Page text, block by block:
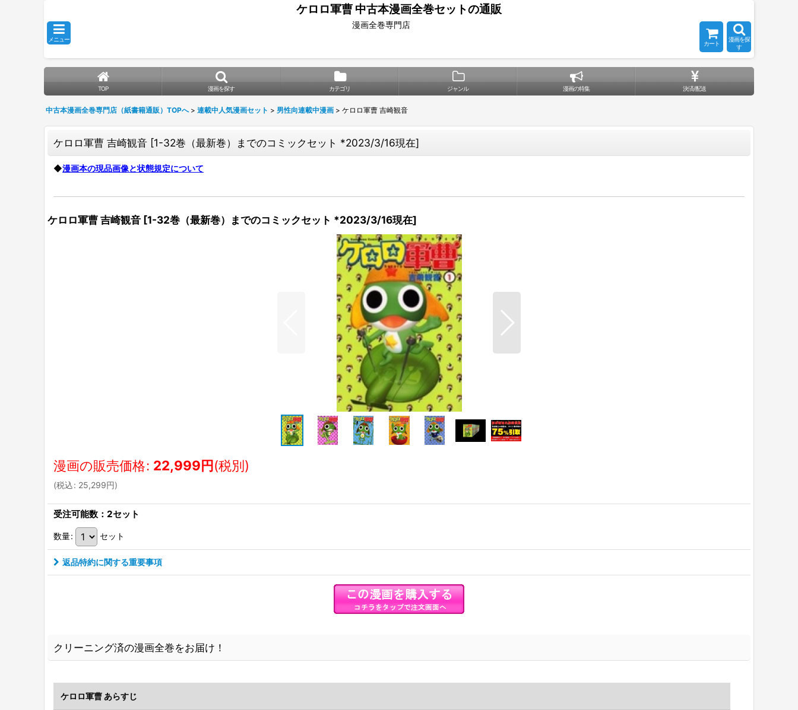
ケロロ軍曹 中古本漫画全巻セットの通販
メニュー
漫画全巻専門店
カート
漫画を探
す
TOP 漫画を探す カテゴリ ジャンル 漫画の特集 決済/配送
中古本漫画全巻専門店（紙書籍通販）TOPへ > 連載中人気漫画セット > 男性向連載中漫画 > ケロロ軍曹 吉崎観音
ケロロ軍曹 吉崎観音 [1-32巻（最新巻）までのコミックセット *2023/3/16現在]
◆漫画本の現品画像と状態規定について
ケロロ軍曹 吉崎観音 [1-32巻（最新巻）までのコミックセット *2023/3/16現在]
漫画の販売価格: 22,999円(税別)
(税込: 25,299円)
受注可能数：2セット
数量: セット
返品特約に関する重要事項
クリーニング済の漫画全巻をお届け！
ケロロ軍曹 あらすじ